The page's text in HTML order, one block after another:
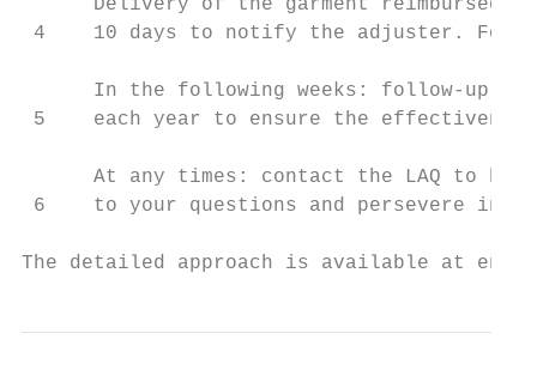
Delivery of the garment reimbursed
4    10 days to notify the adjuster.
In the following weeks: follow-up
5    each year to ensure the effectiveness
At any times: contact the LAQ to
6    to your questions and persevere in
The detailed approach is available at